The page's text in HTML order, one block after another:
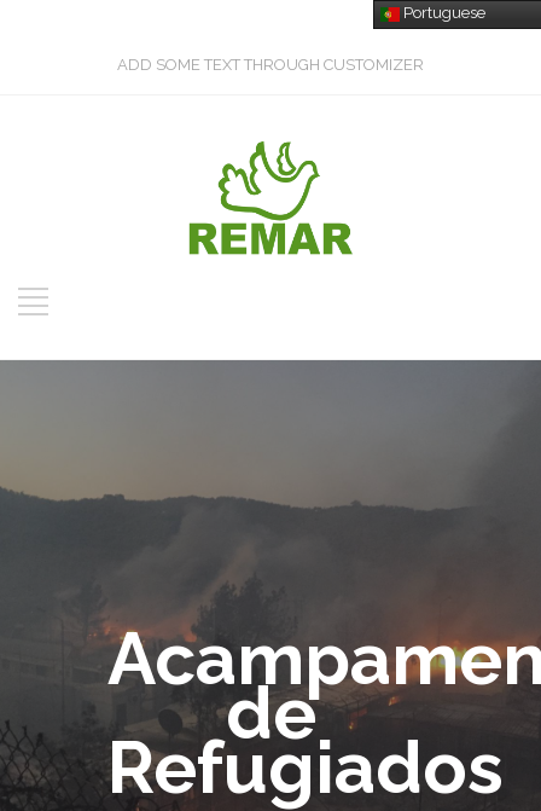
ADD SOME TEXT THROUGH CUSTOMIZER
de
Refugiados
Portuguese